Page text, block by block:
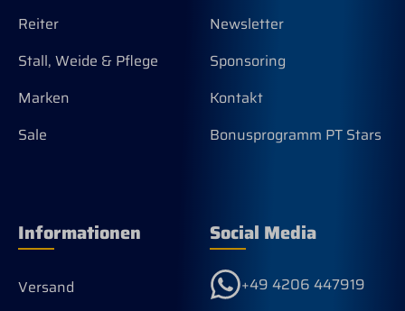
Reiter
Stall, Weide & Pflege
Marken
Sale
Newsletter
Sponsoring
Kontakt
Bonusprogramm PT Stars
Informationen
Versand
Social Media
+49 4206 447919